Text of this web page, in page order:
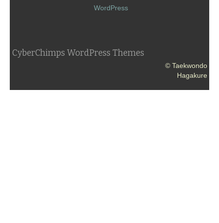
WordPress
CyberChimps WordPress Themes
© Taekwondo
Hagakure